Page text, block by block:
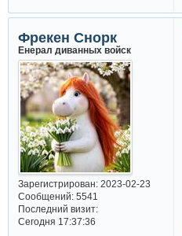
Фрекен Снорк
Енерал диванных войск
Зарегистрирован: 2023-02-23
Сообщений:5541
Последний визит:
Сегодня 17:37:36